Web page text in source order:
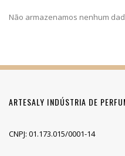
Não armazenamos nenhum
ARTESALY INDÚSTRIA DE
CNPJ: 01.173.015/0001-14